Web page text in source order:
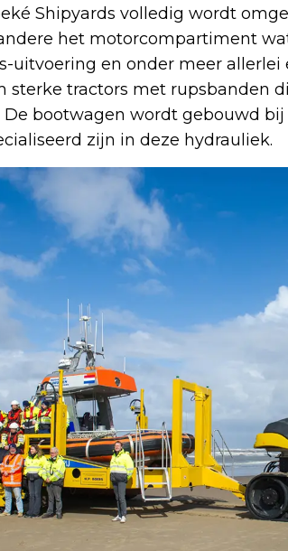
Shipyards volledig wordt
het motorcompartiment
uitvoering en onder meer
sterke tractors met rupsbanden
bootwagen wordt gebouwd
zijn in deze hydrauliek.